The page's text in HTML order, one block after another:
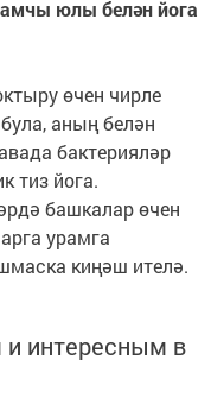
юлы белән йога
өчен чирле
аның белән
бактерияләр
тиз йога.
башкалар өчен
урамга
киңәш ителә.
интересным в